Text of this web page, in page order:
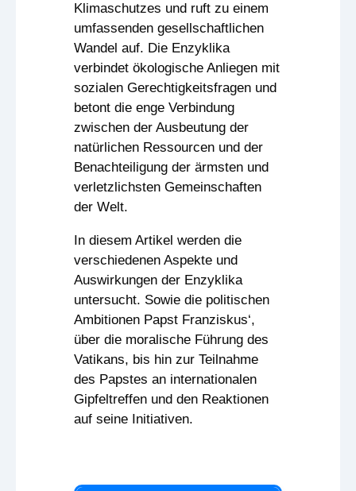
Klimaschutzes und ruft zu einem
umfassenden gesellschaftlichen
Wandel auf. Die Enzyklika
verbindet ökologische Anliegen mit
sozialen Gerechtigkeitsfragen und
betont die enge Verbindung
zwischen der Ausbeutung der
natürlichen Ressourcen und der
Benachteiligung der ärmsten und
verletzlichsten Gemeinschaften
der Welt.
In diesem Artikel werden die
verschiedenen Aspekte und
Auswirkungen der Enzyklika
untersucht. Sowie die politischen
Ambitionen Papst Franziskus‘,
über die moralische Führung des
Vatikans, bis hin zur Teilnahme
des Papstes an internationalen
Gipfeltreffen und den Reaktionen
auf seine Initiativen.